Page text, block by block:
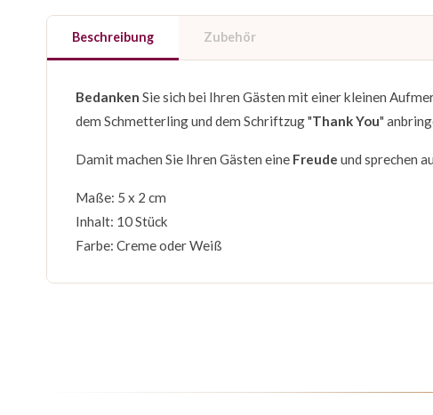
Beschreibung Zubehör
Bedanken Sie sich bei Ihren Gästen mit einer kleinen
dem Schmetterling und dem Schriftzug "Thank You"
Damit machen Sie Ihren Gästen eine Freude und sprechen
Maße: 5 x 2 cm
Inhalt: 10 Stück
Farbe: Creme oder Weiß